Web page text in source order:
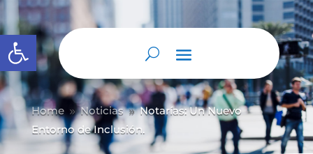
Abrir barra de herramientas
Home 9 Noticias 9 Notarías: Un Nuevo
Entorno de Inclusión.